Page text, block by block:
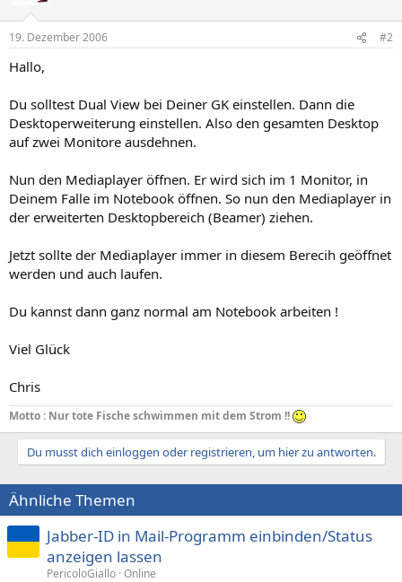
19. Dezember 2006 #2
Hallo,
Du solltest Dual View bei Deiner GK einstellen. Dann die
Desktoperweiterung einstellen. Also den gesamten Desktop
auf zwei Monitore ausdehnen.
Nun den Mediaplayer öffnen. Er wird sich im 1 Monitor, in
Deinem Falle im Notebook öffnen. So nun den Mediaplayer in
der erweiterten Desktopbereich (Beamer) ziehen.
Jetzt sollte der Mediaplayer immer in diesem Berecih geöffnet
werden und auch laufen.
Du kannst dann ganz normal am Notebook arbeiten !
Viel Glück
Chris
Motto : Nur tote Fische schwimmen mit dem Strom !!
Du musst dich einloggen oder registrieren, um hier zu antworten.
Ähnliche Themen
Jabber-ID in Mail-Programm einbinden/Status
anzeigen lassen
PericoloGiallo Online